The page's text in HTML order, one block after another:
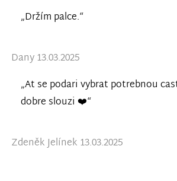
„Držím palce.“
Dany 13.03.2025
„At se podari vybrat potrebnou
dobre slouzi ❤️“
Zdeněk Jelínek 13.03.2025